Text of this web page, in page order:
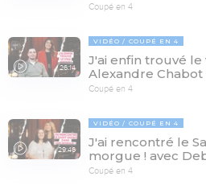
Coupé en 4
26:14
VIDÉO COUPÉ EN 4
J'ai enfin trouvé le
Alexandre Chabot
Coupé en 4
29:46
VIDÉO COUPÉ EN 4
J'ai rencontré le
morgue ! avec
Coupé en 4